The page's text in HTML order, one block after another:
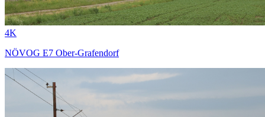
4K
NÖVOG E7 Ober-Grafendorf